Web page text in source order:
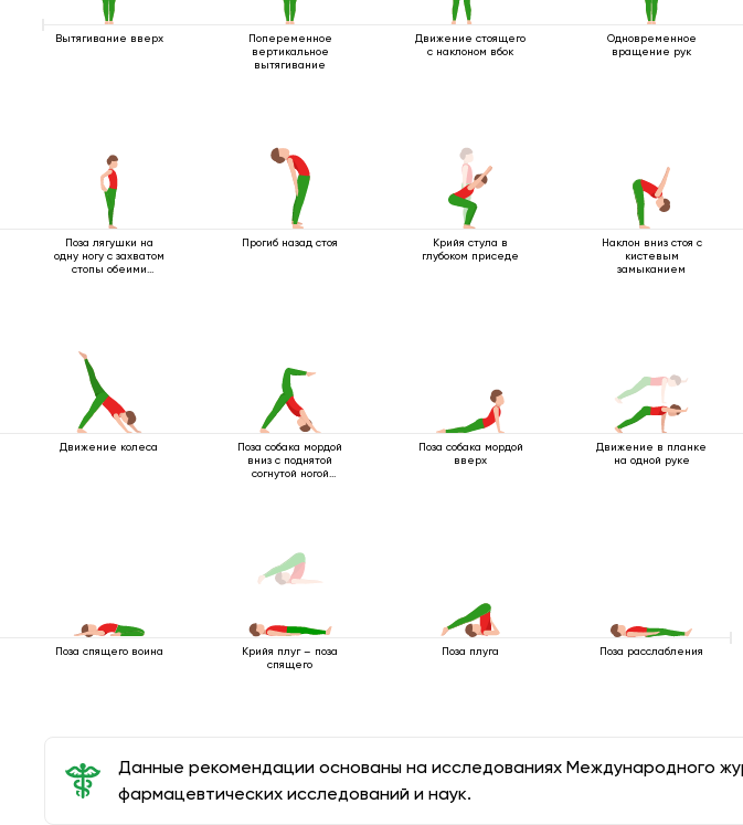
Вытягивание вверх
Попеременное
вертикальное
вытягивание
Движение стоящего
с наклоном вбок
Одновременное
вращение рук
Поза лягушки на
одну ногу с захватом
стопы обеими
Прогиб назад стоя
Крийя стула в
глубоком приседе
Наклон вниз стоя с
кистевым
замыканием
Движение колеса
Поза собака мордой
вниз с поднятой
согнутой ногой
Поза собака мордой
вверх
Движение в планке
на одной руке
Поза спящего воина
Крийя плуг – поза
спящего
Поза плуга Поза расслабления
Данные рекомендации основаны на исследованиях Международного
фармацевтических исследований и наук.